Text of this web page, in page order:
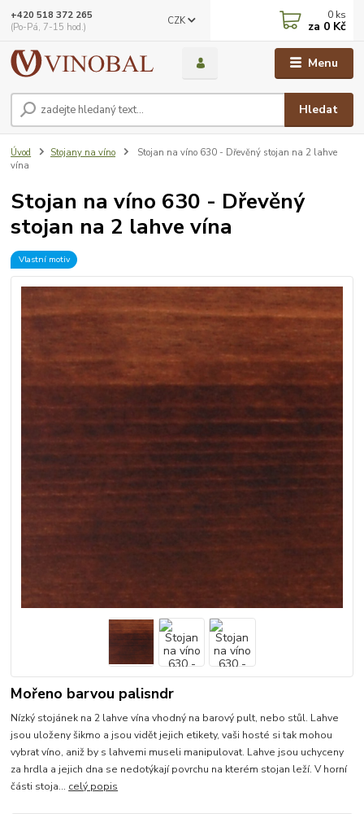
Menu
CZK
Hledat
+420 518 372 265
(Po-Pá, 7-15 hod.)
0 ks
za 0 Kč
Úvod Stojany na víno
Stojan na víno 630 - Dřevěný stojan na 2 lahve
vína
Stojan na víno 630 - Dřevěný
stojan na 2 lahve vína
Vlastní motiv
Mořeno barvou palisndr
Nízký stojánek na 2 lahve vína vhodný na barový pult, nebo stůl. Lahve
jsou uloženy šikmo a jsou vidět jejich etikety, vaši hosté si tak mohou
vybrat víno, aniž by s lahvemi museli manipulovat. Lahve jsou uchyceny
za hrdla a jejich dna se nedotýkají povrchu na kterém stojan leží. V horní
části stoja... celý popis